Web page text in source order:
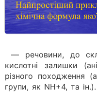
— речовини, до
кислотні залишки
різного походження
групи, як NH+4, та